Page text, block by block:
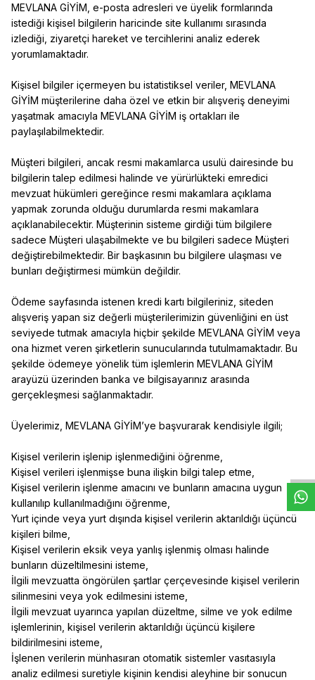
MEVLANA GİYİM, e-posta adresleri ve üyelik formlarında
istediği kişisel bilgilerin haricinde site kullanımı sırasında
izlediği, ziyaretçi hareket ve tercihlerini analiz ederek
yorumlamaktadır.
Kişisel bilgiler içermeyen bu istatistiksel veriler, MEVLANA
GİYİM müşterilerine daha özel ve etkin bir alışveriş deneyimi
yaşatmak amacıyla MEVLANA GİYİM iş ortakları ile
paylaşılabilmektedir.
Müşteri bilgileri, ancak resmi makamlarca usulü dairesinde bu
bilgilerin talep edilmesi halinde ve yürürlükteki emredici
mevzuat hükümleri gereğince resmi makamlara açıklama
yapmak zorunda olduğu durumlarda resmi makamlara
açıklanabilecektir. Müşterinin sisteme girdiği tüm bilgilere
sadece Müşteri ulaşabilmekte ve bu bilgileri sadece Müşteri
değiştirebilmektedir. Bir başkasının bu bilgilere ulaşması ve
bunları değiştirmesi mümkün değildir.
Ödeme sayfasında istenen kredi kartı bilgileriniz, siteden
alışveriş yapan siz değerli müşterilerimizin güvenliğini en üst
seviyede tutmak amacıyla hiçbir şekilde MEVLANA GİYİM veya
ona hizmet veren şirketlerin sunucularında tutulmamaktadır. Bu
şekilde ödemeye yönelik tüm işlemlerin MEVLANA GİYİM
arayüzü üzerinden banka ve bilgisayarınız arasında
gerçekleşmesi sağlanmaktadır.
Üyelerimiz, MEVLANA GİYİM’ye başvurarak kendisiyle ilgili;
Kişisel verilerin işlenip işlenmediğini öğrenme,
Kişisel verileri işlenmişse buna ilişkin bilgi talep etme,
Kişisel verilerin işlenme amacını ve bunların amacına uygun
kullanılıp kullanılmadığını öğrenme,
Yurt içinde veya yurt dışında kişisel verilerin aktarıldığı üçüncü
kişileri bilme,
Kişisel verilerin eksik veya yanlış işlenmiş olması halinde
bunların düzeltilmesini isteme,
İlgili mevzuatta öngörülen şartlar çerçevesinde kişisel verilerin
silinmesini veya yok edilmesini isteme,
İlgili mevzuat uyarınca yapılan düzeltme, silme ve yok edilme
işlemlerinin, kişisel verilerin aktarıldığı üçüncü kişilere
bildirilmesini isteme,
İşlenen verilerin münhasıran otomatik sistemler vasıtasıyla
analiz edilmesi suretiyle kişinin kendisi aleyhine bir sonucun